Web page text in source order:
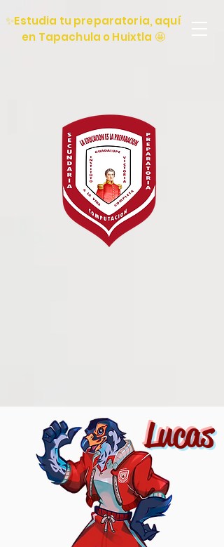
✨Estudia tu preparatoria, aquí
en Tapachula o Huixtla 🤩
Lucas